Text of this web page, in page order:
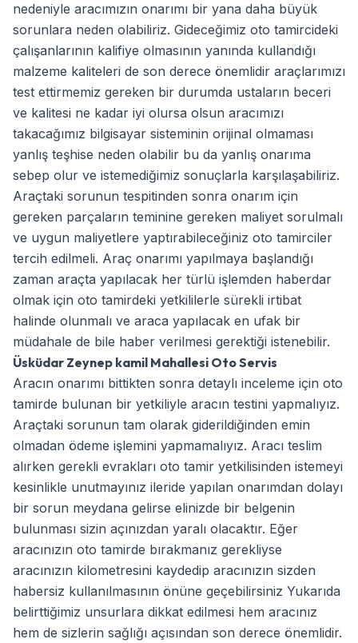
nedeniyle aracımızın onarımı bir yana daha büyük
sorunlara neden olabiliriz. Gideceğimiz oto tamircideki
çalışanlarının kalifiye olmasının yanında kullandığı
malzeme kaliteleri de son derece önemlidir araçlarımızı
test ettirmemiz gereken bir durumda ustaların beceri
ve kalitesi ne kadar iyi olursa olsun aracımızı
takacağımız bilgisayar sisteminin orijinal olmaması
yanlış teşhise neden olabilir bu da yanlış onarıma
sebep olur ve istemediğimiz sonuçlarla karşılaşabiliriz.
Araçtaki sorunun tespitinden sonra onarım için
gereken parçaların teminine gereken maliyet sorulmalı
ve uygun maliyetlere yaptırabileceğiniz oto tamirciler
tercih edilmeli. Araç onarımı yapılmaya başlandığı
zaman araçta yapılacak her türlü işlemden haberdar
olmak için oto tamirdeki yetkililerle sürekli irtibat
halinde olunmalı ve araca yapılacak en ufak bir
müdahale de bile haber verilmesi gerektiği istenebilir.
Üsküdar Zeynep kamil Mahallesi Oto Servis
Aracın onarımı bittikten sonra detaylı inceleme için oto
tamirde bulunan bir yetkiliyle aracın testini yapmalıyız.
Araçtaki sorunun tam olarak giderildiğinden emin
olmadan ödeme işlemini yapmamalıyız. Aracı teslim
alırken gerekli evrakları oto tamir yetkilisinden istemeyi
kesinlikle unutmayınız ileride yapılan onarımdan dolayı
bir sorun meydana gelirse elinizde bir belgenin
bulunması sizin açınızdan yaralı olacaktır. Eğer
aracınızın oto tamirde bırakmanız gerekliyse
aracınızın kilometresini kaydedip aracınızın sizden
habersiz kullanılmasının önüne geçebilirsiniz Yukarıda
belirttiğimiz unsurlara dikkat edilmesi hem aracınız
hem de sizlerin sağlığı açısından son derece önemlidir.